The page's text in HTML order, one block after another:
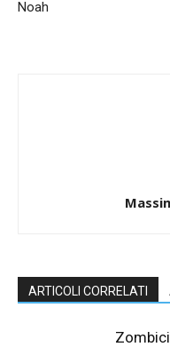
Noah
ARTICOLI CORRELATI